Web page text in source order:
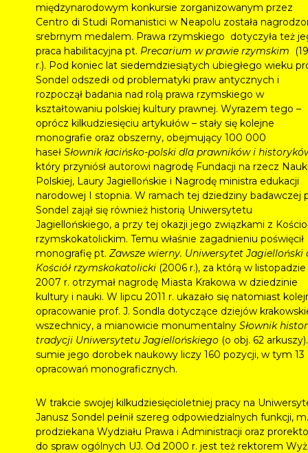
międzynarodowym konkursie zorganizowanym przez
Centro di Studi Romanistici w Neapolu została
srebrnym medalem. Prawa rzymskiego dotyczyła też
praca habilitacyjna pt. Precarium w prawie rzymskim
r.). Pod koniec lat siedemdziesiątych ubiegłego wieku
Sondel odszedł od problematyki praw antycznych i
rozpoczął badania nad rolą prawa rzymskiego w
kształtowaniu polskiej kultury prawnej. Wyrazem tego –
oprócz kilkudziesięciu artykułów – stały się kolejne
monografie oraz obszerny, obejmujący 100 000
haseł Słownik łacińsko-polski dla prawników i
który przyniósł autorowi nagrodę Fundacji na rzecz
Polskiej, Laury Jagiellońskie i Nagrodę ministra edukacji
narodowej I stopnia. W ramach tej dziedziny badawczej
Sondel zajął się również historią Uniwersytetu
Jagiellońskiego, a przy tej okazji jego związkami z
rzymskokatolickim. Temu właśnie zagadnieniu poświęcił
monografię pt. Zawsze wierny. Uniwersytet Jagielloński
Kościół rzymskokatolicki (2006 r.), za którą w listopadzie
2007 r. otrzymał nagrodę Miasta Krakowa w dziedzinie
kultury i nauki. W lipcu 2011 r. ukazało się natomiast
opracowanie prof. J. Sondla dotyczące dziejów
wszechnicy, a mianowicie monumentalny Słownik
tradycji Uniwersytetu Jagiellońskiego (o obj. 62
sumie jego dorobek naukowy liczy 160 pozycji, w tym 13
opracowań monograficznych.
W trakcie swojej kilkudziesięcioletniej pracy na
Janusz Sondel pełnił szereg odpowiedzialnych funkcji,
prodziekana Wydziału Prawa i Administracji oraz
do spraw ogólnych UJ. Od 2000 r. jest też rektorem